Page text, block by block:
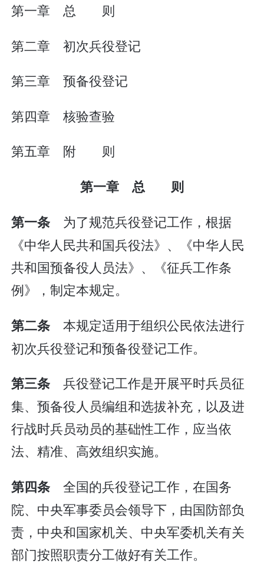
第一章 总 则
第二章 初次兵役登记
第三章 预备役登记
第四章 核验查验
第五章 附 则
第一章 总 则
第一条 为了规范兵役登记工作，根据
《中华人民共和国兵役法》、《中华人民
共和国预备役人员法》、《征兵工作条
例》，制定本规定。
第二条本规定适用于组织公民依法进行
初次兵役登记和预备役登记工作。
第三条兵役登记工作是开展平时兵员征
集、预备役人员编组和选拔补充，以及进
行战时兵员动员的基础性工作，应当依
法、精准、高效组织实施。
第四条全国的兵役登记工作，在国务
院、中央军事委员会领导下，由国防部负
责，中央和国家机关、中央军委机关有关
部门按照职责分工做好有关工作。